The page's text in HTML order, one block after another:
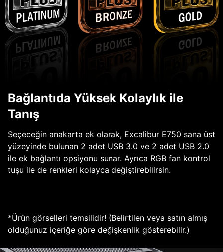
Bağlantıda Yüksek Kolaylık ile
Tanış
Seçeceğin anakarta ek olarak, Excalibur E750 sana üst
yüzeyinde bulunan 2 adet USB 3.0 ve 2 adet USB 2.0
ile ek bağlantı opsiyonu sunar. Ayrıca RGB fan kontrol
tuşu ile de renkleri kolayca değiştirebilirsin.
*Ürün görselleri temsilidir! (Belirtilen veya satın almış
olduğunuz içeriğe göre değişkenlik gösterebilir.)